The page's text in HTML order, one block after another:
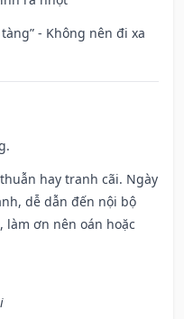
- Không nên đi xa
hay tranh cãi. Ngày
dễ dẫn đến nội bộ
làm ơn nên oán hoặc